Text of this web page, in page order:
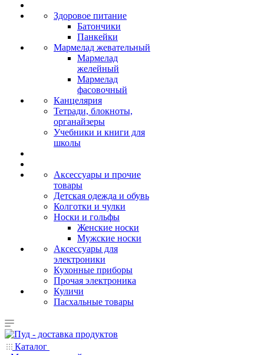
Здоровое питание
Батончики
Панкейки
Мармелад жевательный
Мармелад
желейный
Мармелад
фасовочный
Канцелярия
Тетради, блокноты,
органайзеры
Учебники и книги для
школы
Аксессуары и прочие
товары
Детская одежда и обувь
Колготки и чулки
Носки и гольфы
Женские носки
Мужские носки
Аксессуары для
электроники
Кухонные приборы
Прочая электроника
Куличи
Пасхальные товары
Каталог